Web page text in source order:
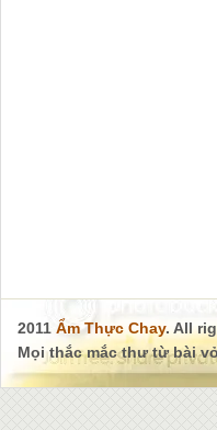
2011 Ẩm Thực Chay. All
Mọi thắc mắc thư từ bài